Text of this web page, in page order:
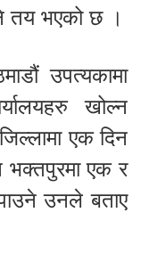
तय भएको छ ।
उपत्यकामा
खोल्न
एक दिन
भक्तपुरमा एक र
उनले बताए